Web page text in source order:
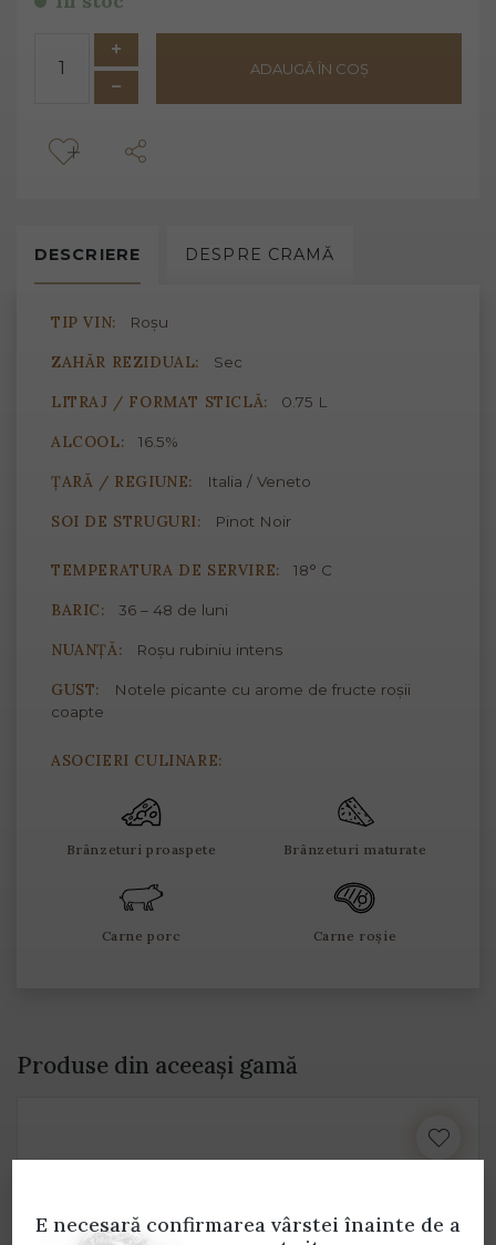
ADAUGĂ ÎN COȘ
DESCRIERE DESPRE CRAMĂ
TIP VIN: Roșu
ZAHĂR REZIDUAL: Sec
LITRAJ / FORMAT STICLĂ: 0.75 L
ALCOOL: 16.5%
ȚARĂ / REGIUNE: Italia / Veneto
SOI DE STRUGURI: Pinot Noir
TEMPERATURA DE SERVIRE: 18° C
BARIC: 36 – 48 de luni
NUANȚĂ: Roșu rubiniu intens
GUST:
Notele picante cu arome de fructe roșii
coapte
ASOCIERI CULINARE:
Brânzeturi proaspete Brânzeturi maturate
Carne porc Carne roșie
Produse din aceeași gamă
E necesară confirmarea vârstei înainte de a